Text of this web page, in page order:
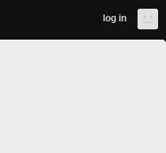
log in